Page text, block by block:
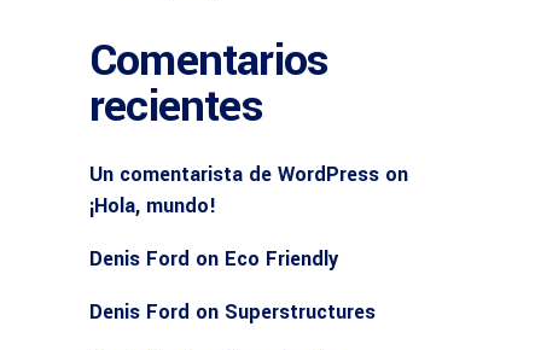
Comentarios
recientes
Un comentarista de WordPress on
¡Hola, mundo!
Denis Ford on Eco Friendly
Denis Ford on Superstructures